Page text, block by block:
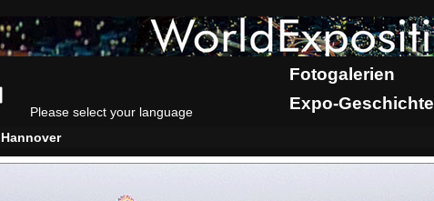
Please select your language
Fotogalerien
Expo-Geschichte
Hannover